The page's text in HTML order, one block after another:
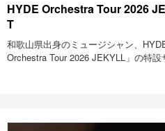
HYDE Orchestra Tour 2026
T
和歌山県出身のミュージシャン、
Orchestra Tour 2026 JEKYLL」の特